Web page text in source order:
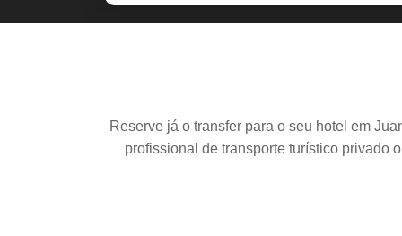
Reserve já o transfer para o seu hotel em
profissional de transporte turístico privado